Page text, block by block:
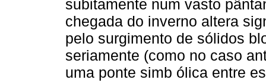
subitamente num vasto
chegada do inverno altera
pelo surgimento de sólidos
seriamente (como no caso
uma ponte simb ólica entre